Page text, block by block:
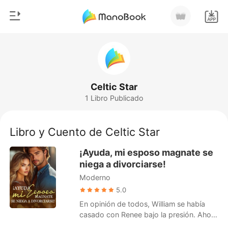
Salir
Instalar APP
Hombre Lobo
Romance
Urbano
Ranking
Celtic Star
1 Libro Publicado
Libro y Cuento de Celtic Star
¡Ayuda, mi esposo magnate se
niega a divorciarse!
Moderno
5.0
En opinión de todos, William se había
casado con Renee bajo la presión. Ahora